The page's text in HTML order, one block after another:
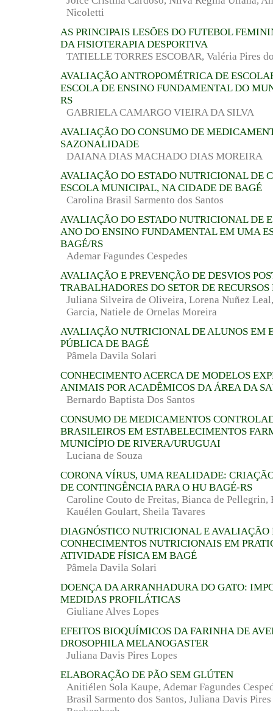
Nicoletti
AS PRINCIPAIS LESÕES DO FUTEBOL
DA FISIOTERAPIA DESPORTIVA
TATIELLE TORRES ESCOBAR, Valéria Pires
AVALIAÇÃO ANTROPOMÉTRICA DE
ESCOLA DE ENSINO FUNDAMENTAL DO
RS
GABRIELA CAMARGO VIEIRA DA SILVA
AVALIAÇÃO DO CONSUMO DE
SAZONALIDADE
DAIANA DIAS MACHADO DIAS MOREIRA
AVALIAÇÃO DO ESTADO NUTRICIONAL DE
ESCOLA MUNICIPAL, NA CIDADE DE BAGÉ
Carolina Brasil Sarmento dos Santos
AVALIAÇÃO DO ESTADO NUTRICIONAL DE
ANO DO ENSINO FUNDAMENTAL EM UMA
BAGÉ/RS
Ademar Fagundes Cespedes
AVALIAÇÃO E PREVENÇÃO DE DESVIOS
TRABALHADORES DO SETOR DE
Juliana Silveira de Oliveira, Lorena Nuñez
Garcia, Natiele de Ornelas Moreira
AVALIAÇÃO NUTRICIONAL DE ALUNOS EM
PÚBLICA DE BAGÉ
Pâmela Davila Solari
CONHECIMENTO ACERCA DE MODELOS
ANIMAIS POR ACADÊMICOS DA ÁREA DA
Bernardo Baptista Dos Santos
CONSUMO DE MEDICAMENTOS
BRASILEIROS EM ESTABELECIMENTOS
MUNICÍPIO DE RIVERA/URUGUAI
Luciana de Souza
CORONA VÍRUS, UMA REALIDADE:
DE CONTINGÊNCIA PARA O HU BAGÉ-RS
Caroline Couto de Freitas, Bianca de Pellegrin,
Kauélen Goulart, Sheila Tavares
DIAGNÓSTICO NUTRICIONAL E AVALIAÇÃO
CONHECIMENTOS NUTRICIONAIS EM
ATIVIDADE FÍSICA EM BAGÉ
Pâmela Davila Solari
DOENÇA DA ARRANHADURA DO GATO:
MEDIDAS PROFILÁTICAS
Giuliane Alves Lopes
EFEITOS BIOQUÍMICOS DA FARINHA DE
DROSOPHILA MELANOGASTER
Juliana Davis Pires Lopes
ELABORAÇÃO DE PÃO SEM GLÚTEN
Anitiélen Sola Kaupe, Ademar Fagundes
Brasil Sarmento dos Santos, Juliana Davis